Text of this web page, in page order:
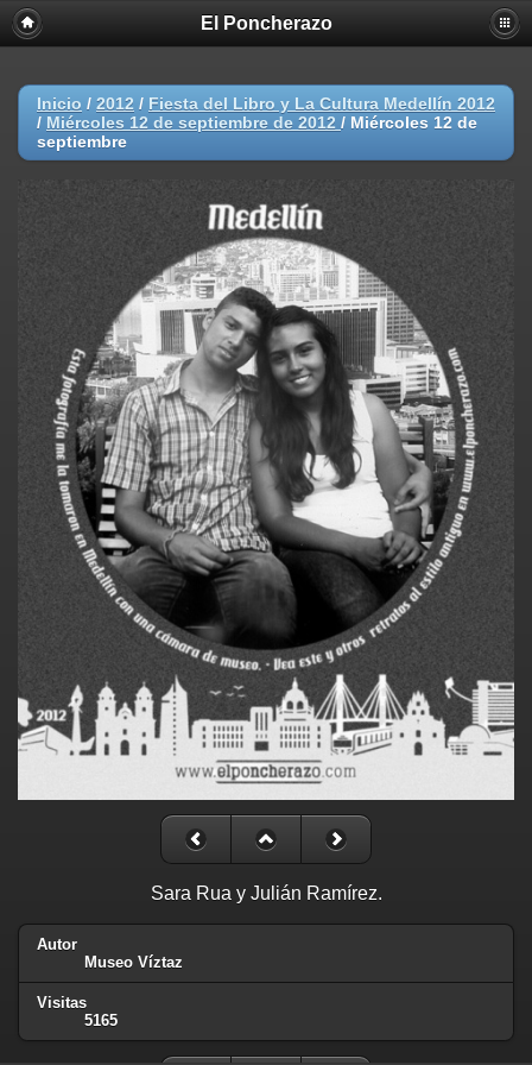
El Poncherazo
Inicio / 2012 / Fiesta del Libro y La Cultura Medellín 2012
/ Miércoles 12 de septiembre de 2012 / Miércoles 12 de
septiembre
Sara Rua y Julián Ramírez.
Autor
Museo Víztaz
Visitas
5165